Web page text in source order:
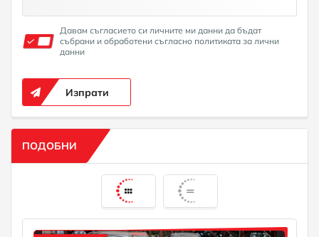
Давам съгласието си личните ми данни да бъдат
събрани и обработени съгласно политиката за лични
данни
Изпрати
ПОДОБНИ